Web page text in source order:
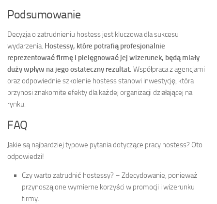
Podsumowanie
Decyzja o zatrudnieniu hostess jest kluczowa dla sukcesu
wydarzenia. Hostessy, które potrafią profesjonalnie
reprezentować firmę i pielęgnować jej wizerunek, będą miały
duży wpływ na jego ostateczny rezultat. Współpraca z agencjami
oraz odpowiednie szkolenie hostess stanowi inwestycję, która
przynosi znakomite efekty dla każdej organizacji działającej na
rynku.
FAQ
Jakie są najbardziej typowe pytania dotyczące pracy hostess? Oto
odpowiedzi!
Czy warto zatrudnić hostessy? – Zdecydowanie, ponieważ
przynoszą one wymierne korzyści w promocji i wizerunku
firmy.